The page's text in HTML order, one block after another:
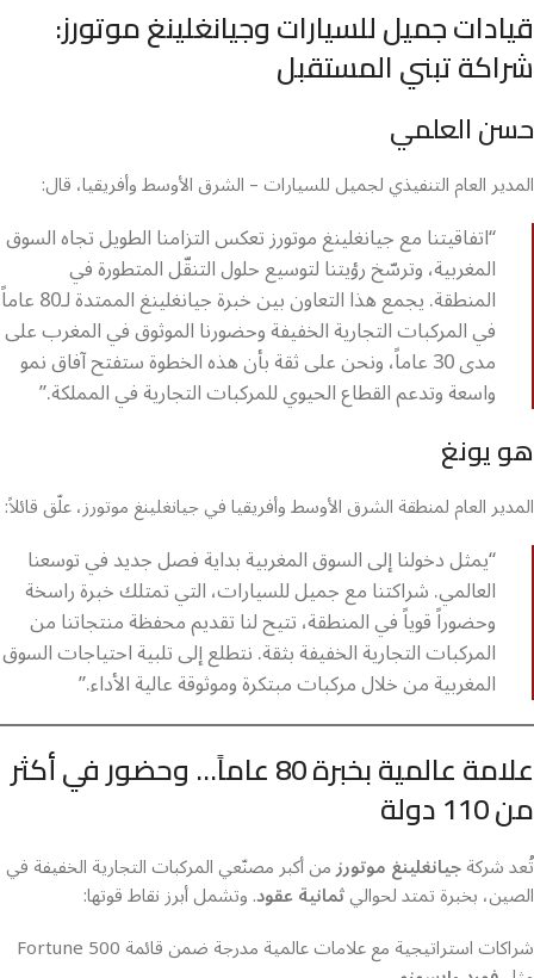
قيادات جميل للسيارات وجيانغلينغ موتورز:
شراكة تبني المستقبل
حسن العلمي
المدير العام التنفيذي لجميل للسيارات – الشرق الأوسط وأفريقيا، قال:
“اتفاقيتنا مع جيانغلينغ موتورز تعكس التزامنا الطويل تجاه السوق
المغربية، وترسّخ رؤيتنا لتوسيع حلول التنقّل المتطورة في
المنطقة. يجمع هذا التعاون بين خبرة جيانغلينغ الممتدة لـ80 عاماً
في المركبات التجارية الخفيفة وحضورنا الموثوق في المغرب على
مدى 30 عاماً، ونحن على ثقة بأن هذه الخطوة ستفتح آفاق نمو
واسعة وتدعم القطاع الحيوي للمركبات التجارية في المملكة.”
هو يونغ
المدير العام لمنطقة الشرق الأوسط وأفريقيا في جيانغلينغ موتورز، علّق قائلاً:
“يمثل دخولنا إلى السوق المغربية بداية فصل جديد في توسعنا
العالمي. شراكتنا مع جميل للسيارات، التي تمتلك خبرة راسخة
وحضوراً قوياً في المنطقة، تتيح لنا تقديم محفظة منتجاتنا من
المركبات التجارية الخفيفة بثقة. نتطلع إلى تلبية احتياجات السوق
المغربية من خلال مركبات مبتكرة وموثوقة عالية الأداء.”
علامة عالمية بخبرة 80 عاماً… وحضور في أكثر
من 110 دولة
تُعد شركةجيانغلينغ موتورزمن أكبر مصنّعي المركبات التجارية الخفيفة في
الصين، بخبرة تمتد لحواليثمانية عقود. وتشمل أبرز نقاط قوتها:
شراكات استراتيجية مع علامات عالمية مدرجة ضمن قائمة Fortune 500